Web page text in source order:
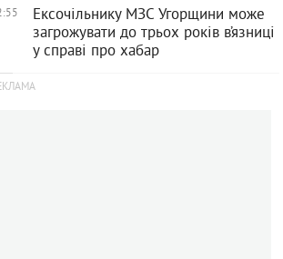
Ексочільнику МЗС Угорщини може
загрожувати до трьох років в’язниці
у справі про хабар